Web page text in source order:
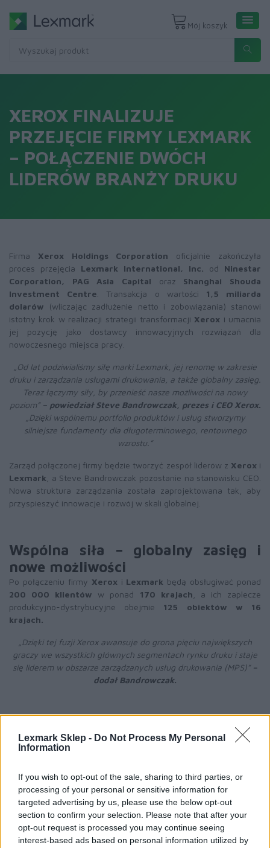
Lexmark Sklep - Do Not Process My Personal
Information
If you wish to opt-out of the sale, sharing to third parties, or
processing of your personal or sensitive information for
targeted advertising by us, please use the below opt-out
section to confirm your selection. Please note that after your
opt-out request is processed you may continue seeing
interest-based ads based on personal information utilized by
Mój koszyk
XEROX FINALIZUJE
PRZEJĘCIE FIRMY LEXMARK
– POŁĄCZENIE DWÓCH
LIDERÓW BRANŻY DRUKU
Firma Xerox Holdings Corporation oficjalnie zakończyła
proces przejęcia Lexmark International, Inc. od Ninestar
Corporation, PAG Asia Capital oraz Shanghai Shouda
Investment Centre . Transakcja o wartości 1,5 miliarda
dolarów (wliczając zadłużenie netto i zobowiązania) stanowi
istotny krok w realizacji strategii transformacji Xerox i umacnia
jej pozycję jako dostawcy innowacyjnych rozwiązań dla
nowoczesnego miejsca pracy.
„Od lat podziwialiśmy siłę marki Lexmark, jej renomę w zakresie
druku i zarządzania usługami drukowania, a także globalny zasięg.
Teraz łączymy siły, by przenieść nasze możliwości na nowy
poziom” – powiedział Steve Bandrowczak, prezes i CEO Xerox.
„Dzięki wspólnemu portfolio produktów i usług stworzymy
silniejsze fundamenty dla długoterminowego, rentownego
wzrostu.”
Zarząd połączonej firmy będzie tworzyć zespół liderów z Xeroxi
Lexmark , a Steve Bandrowczak pozostanie na stanowisku CEO.
Nowa struktura zarządzania została zaprojektowana tak, aby
przyspieszyć innowacje i rozwój w skali globalnej.
Wspólna siła – globalny zasięg i
nowe możliwości
Po połączeniu firmy Xeroxi Lexmark będą obsługiwać ponad
200 000 klientów w ponad 170 krajach , a ich zaplecze
produkcyjno-dystrybucyjne obejmie 125 obiektów w 16
krajach.
„Dzięki tej fuzji Xerox awansuje do grona pięciu największych
graczy we wszystkich głównych segmentach rynku druku i staje
się liderem w obszarze zarządzanych usług drukowania (MPS)” –
dodał Bandrowczak.
Nowa jakość usług i korzyści dla
klientów
- szerszą ofertę drukarek, urządzeń MFP i rozwiązań
chmurowych,
- rozszerzony zasięg dystrybucji i lepszą dostępność
produktów,
- zwiększoną zdolność produkcyjną i usługową,